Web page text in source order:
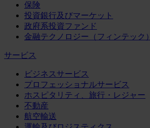
保険
投資銀行及びマーケット
政府系投資ファンド
金融テクノロジー（フィンテック）
サービス
ビジネスサービス
プロフェッショナルサービス
ホスピタリティ、旅行・レジャー
不動産
航空輸送